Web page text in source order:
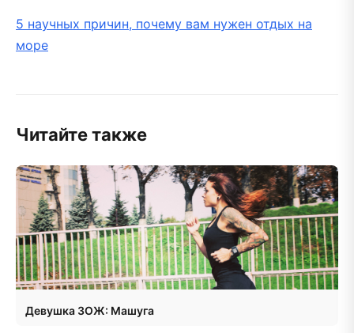
5 научных причин, почему вам нужен отдых на
море
Читайте также
Девушка ЗОЖ: Машуга